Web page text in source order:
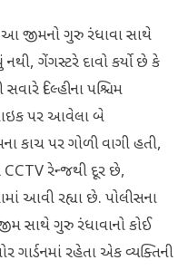
જીમનો ગુરુ રંધાવા સાથે
ગેંગસ્ટરે દાવો કર્યો છે કે
દિલ્હીના પશ્ચિમ
પર આવેલા બે
કાચ પર ગોળી વાગી હતી,
CCTV રેન્જથી દૂર છે,
આવી રહ્યા છે. પોલીસના
સાથે ગુરુ રંધાવાનો કોઈ
રહેતા એક વ્યક્તિની